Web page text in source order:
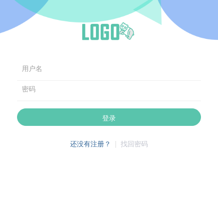
用户名
密码
登录
还没有注册？ | 找回密码